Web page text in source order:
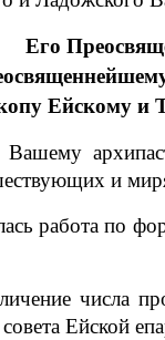
Его
Ейскому и
и
работа по
числа
Ейской